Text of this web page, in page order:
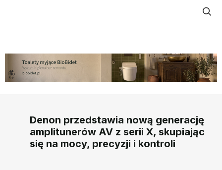
Denon przedstawia nową generację
amplitunerów AV z serii X, skupiając
się na mocy, precyzji i kontroli